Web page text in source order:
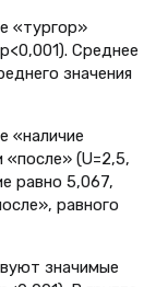
«тургор»
Среднее
значения
«наличие
(U=2,5,
равно 5,067,
равного
значимые